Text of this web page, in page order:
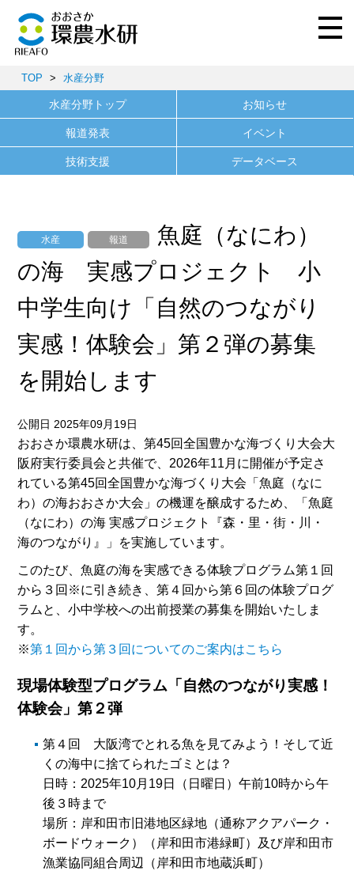
TOP > 水産分野
水産分野トップ お知らせ
報道発表 イベント
技術支援 データベース
水産 報道
魚庭（なにわ）
の海 実感プロジェクト 小
中学生向け「自然のつながり
実感！体験会」第２弾の募集
を開始します
公開日 2025年09月19日
おおさか環農水研は、第45回全国豊かな海づくり大会大
阪府実行委員会と共催で、2026年11月に開催が予定さ
れている第45回全国豊かな海づくり大会「魚庭（なに
わ）の海おおさか大会」の機運を醸成するため、「魚庭
（なにわ）の海 実感プロジェクト『森・里・街・川・
海のつながり』」を実施しています。
このたび、魚庭の海を実感できる体験プログラム第１回
から３回※に引き続き、第４回から第６回の体験プログ
ラムと、小中学校への出前授業の募集を開始いたしま
す。
※第１回から第３回についてのご案内はこちら
現場体験型プログラム「自然のつながり実感！
体験会」第２弾
第４回 大阪湾でとれる魚を見てみよう！そして近
くの海中に捨てられたゴミとは？
日時：2025年10月19日（日曜日）午前10時から午
後３時まで
場所：岸和田市旧港地区緑地（通称アクアパーク・
ボードウォーク）（岸和田市港緑町）及び岸和田市
漁業協同組合周辺（岸和田市地蔵浜町）